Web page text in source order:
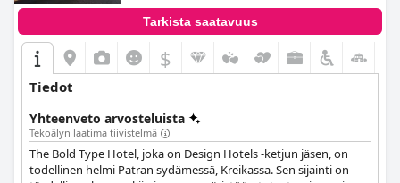
Tarkista saatavuus
$
Tiedot
Yhteenveto arvosteluista
Tekoälyn laatima tiivistelmä
The Bold Type Hotel, joka on Design Hotels -ketjun jäsen, on
todellinen helmi Patran sydämessä, Kreikassa. Sen sijainti on